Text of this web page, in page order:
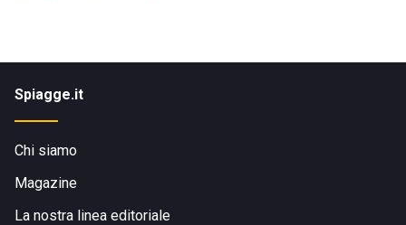
Spiagge.it
Chi siamo
Magazine
La nostra linea editoriale